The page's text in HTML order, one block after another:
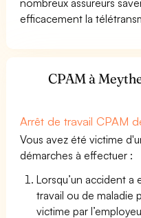
efficacement la
CPAM à
Arrêt de travail CPAM
Vous avez été victime
démarches à effectuer :
Lorsqu’un accident a
travail ou de maladie
victime par